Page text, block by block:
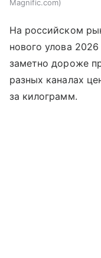
Magnific.com
На российском
нового улова
заметно дороже
разных каналах
за килограмм.